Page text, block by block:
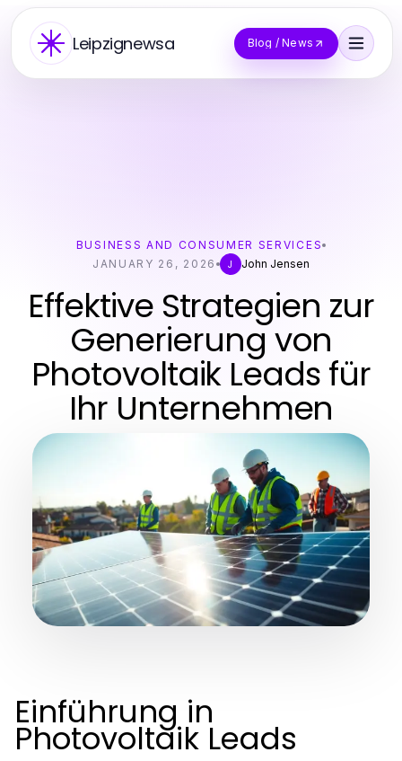
Leipzignewsa Blog / News
BUSINESS AND CONSUMER SERVICES
JANUARY 26, 2026
J John Jensen
Effektive Strategien zur
Generierung von
Photovoltaik Leads für
Ihr Unternehmen
Einführung in
Photovoltaik Leads